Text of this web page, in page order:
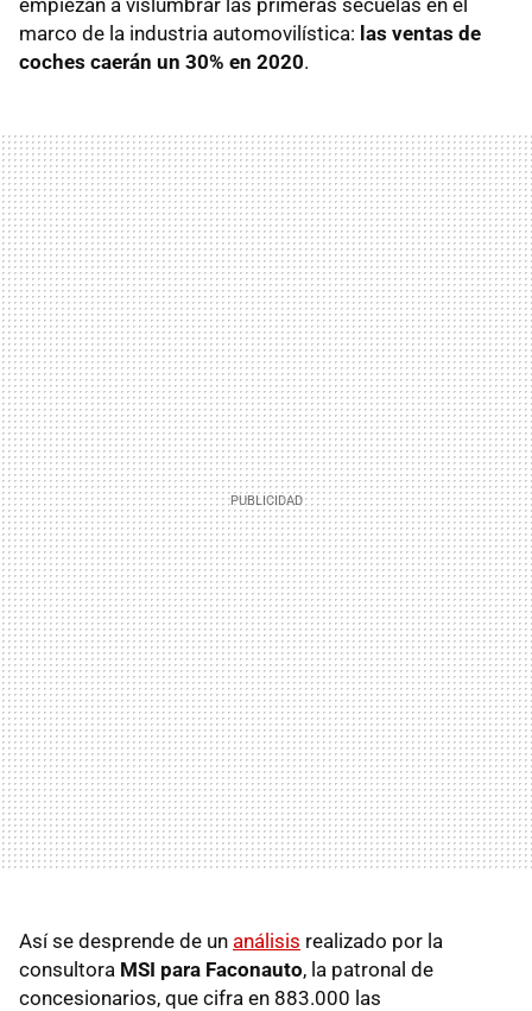
marco de la industria automovilística: las ventas de
coches caerán un 30% en 2020.
Así se desprende de un análisis realizado por la
consultora MSI para Faconauto, la patronal de
concesionarios, que cifra en 883.000 las